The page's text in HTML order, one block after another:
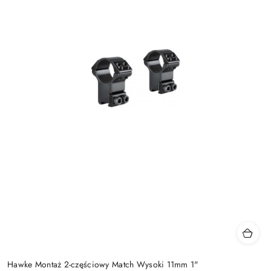
Hawke Montaż 2-częściowy Match Wysoki 11mm 1"